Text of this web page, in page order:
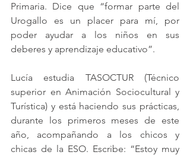
Primaria. Dice que “formar parte del
Urogallo es un placer para mí, por
poder ayudar a los niños en sus
deberes y aprendizaje educativo”.
Lucía estudia TASOCTUR (Técnico
superior en Animación Sociocultural y
Turística) y está haciendo sus prácticas,
durante los primeros meses de este
año, acompañando a los chicos y
chicas de la ESO. Escribe: “Estoy muy